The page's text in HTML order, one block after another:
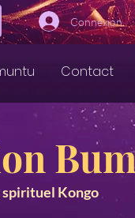
Connexion
Contact
spirituel Kongo